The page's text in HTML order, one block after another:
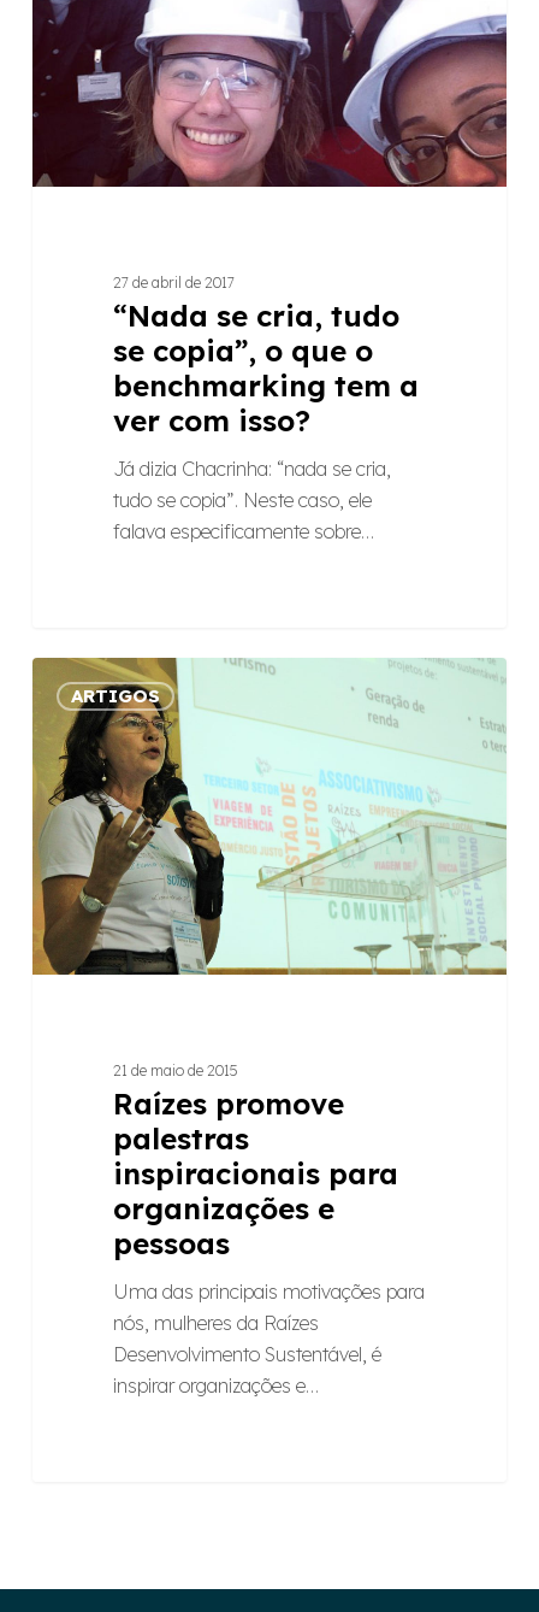
copia”,
que
benchmarking
27 de abril de 2017
“Nada se cria, tudo
se copia”, o que o
benchmarking tem a
ver com isso?
Já dizia Chacrinha: “nada se cria,
tudo se copia”. Neste caso, ele
falava especificamente sobre…
Raízes
promove
palestras
inspiracionais
para
organizações
e
pessoas
ARTIGOS
21 de maio de 2015
Raízes promove
palestras
inspiracionais para
organizações e
pessoas
Uma das principais motivações para
nós, mulheres da Raízes
Desenvolvimento Sustentável, é
inspirar organizações e…